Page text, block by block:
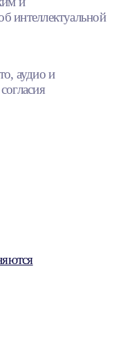
интеллектуальной
аудио и